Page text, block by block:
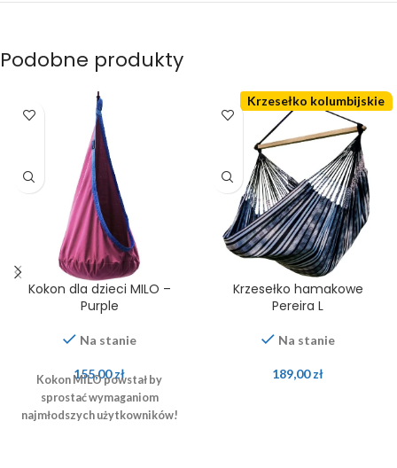
Podobne produkty
Kokon dla dzieci MILO –
Purple
Na stanie
155,00zł
Kokon MILO powstał by
sprostać wymaganiom
najmłodszych użytkowników!
Krzesełko kolumbijskie
Krzesełko hamakowe
Pereira L
Na stanie
189,00zł